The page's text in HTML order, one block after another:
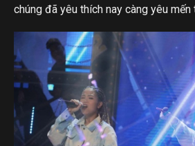
chúng đã yêu thích nay càng yêu mến